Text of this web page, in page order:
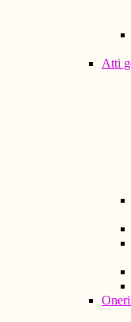
Atti